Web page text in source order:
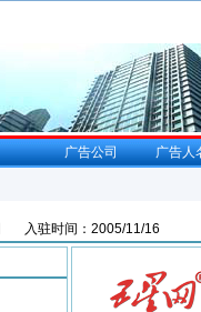
广告公司 广告人
入驻时间：2005/11/16